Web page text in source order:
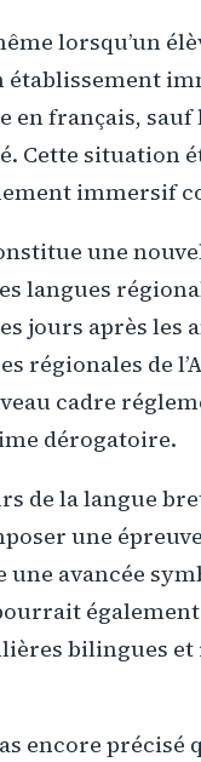
lorsqu’un
établissement
en français,
Cette situation
immersif
une
langues
jours après les
régionales de
cadre
dérogatoire.
de la langue
une
avancée
bilingues
encore précisé